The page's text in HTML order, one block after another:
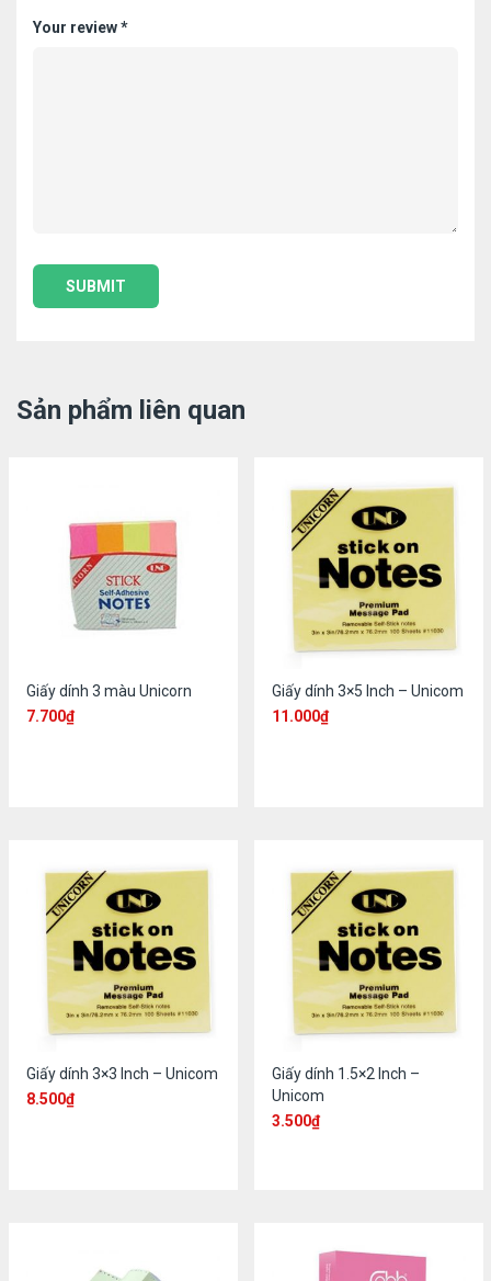
Your review*
Sản phẩm liên quan
Giấy dính 3 màu Unicorn
7.700₫
Giấy dính 3×5 Inch – Unicom
11.000₫
Giấy dính 3×3 Inch – Unicom
8.500₫
Giấy dính 1.5×2 Inch –
Unicom
3.500₫